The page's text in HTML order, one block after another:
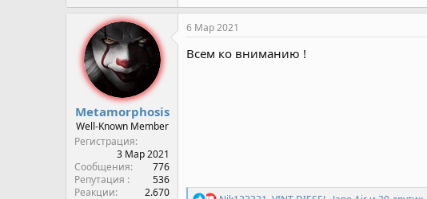
Metamorphosis
Well-Known Member
Регистрация
3 Мар 2021
Сообщения
776
Репутация
536
Реакции
2.670
6 Мар 2021
Всем ко вниманию !